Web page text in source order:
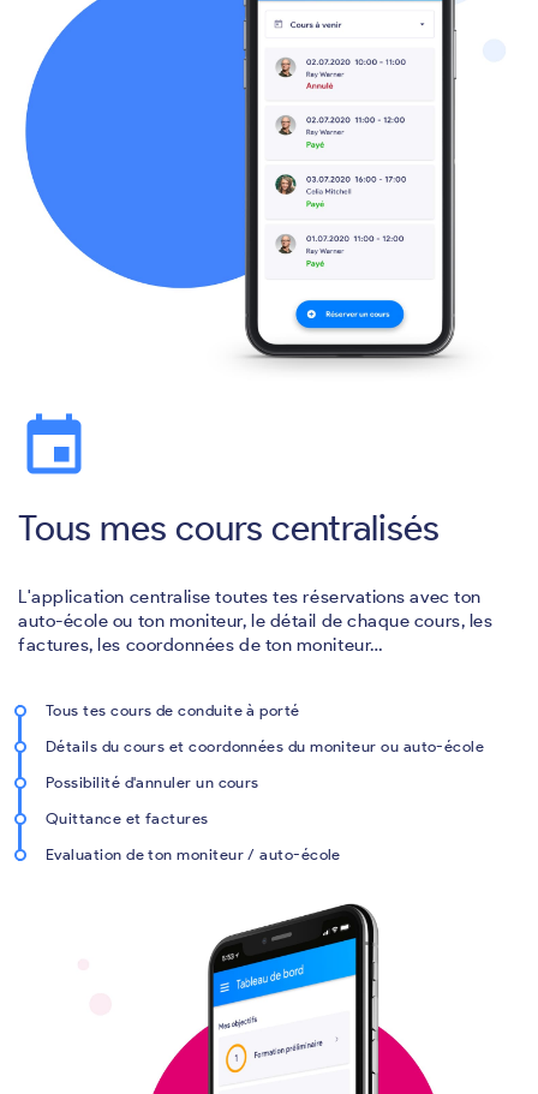
event
Tous mes cours centralisés
L'application centralise toutes tes réservations avec ton
auto-école ou ton moniteur, le détail de chaque cours, les
factures, les coordonnées de ton moniteur…
Tous tes cours de conduite à porté
Détails du cours et coordonnées du moniteur ou auto-école
Possibilité d'annuler un cours
Quittance et factures
Evaluation de ton moniteur / auto-école